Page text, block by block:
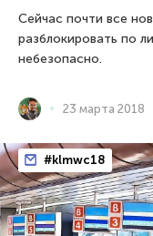
Сейчас почти все
разблокировать по
небезопасно.
23 марта 2018
#klmwc18